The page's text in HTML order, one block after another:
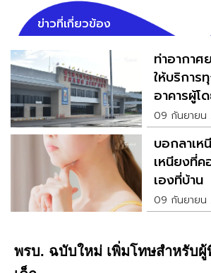
ข่าวที่เกี่ยวข้อง
ท่าอากาศ
ให้บริการ
อาคารผู้โ
แบบถาวร
09 กันยายน
บอกลาเ
เหนียงที่ค
เองที่บ้าน
09 กันยายน
พรบ. ฉบับใหม่ เพิ่มโทษสำหรับผู้